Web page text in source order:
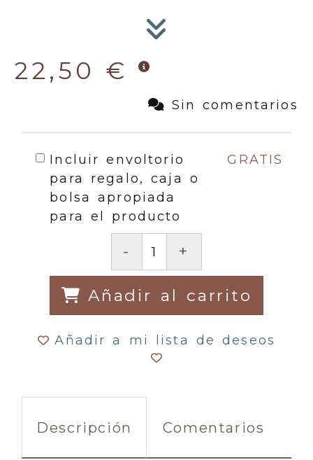
22,50 €
Sin comentarios
Incluir envoltorio
para regalo, caja o
bolsa apropiada
para el producto
GRATIS
- +
Añadir al carrito
Añadir a mi lista de deseos
Descripción Comentarios